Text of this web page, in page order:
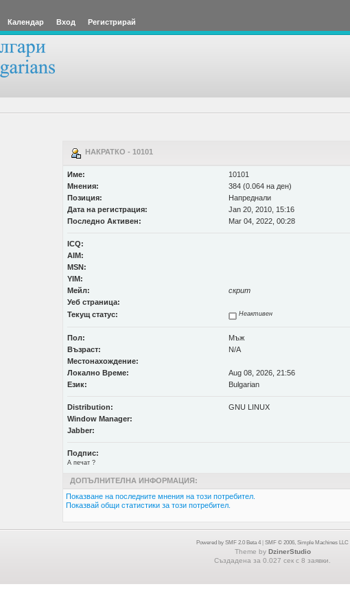
Календар Вход Регистрирай
НАКРАТКО - 10101
Име:
10101
Мнения:
384 (0.064 на ден)
Позиция:
Напреднали
Дата на регистрация:
Jan 20, 2010, 15:16
Последно Активен:
Mar 04, 2022, 00:28
ICQ:
AIM:
MSN:
YIM:
Мейл:
скрит
Уеб страница:
Текущ статус:
Неактивен
Пол:
Мъж
Възраст:
N/A
Местонахождение:
Локално Време:
Aug 08, 2026, 21:56
Език:
Bulgarian
Distribution:
GNU LINUX
Window Manager:
Jabber:
Подпис:
А печат ?
ДОПЪЛНИТЕЛНА ИНФОРМАЦИЯ:
Показване на последните мнения на този потребител.
Показвай общи статистики за този потребител.
Powered by SMF 2.0 Beta 4 SMF © 2006, Simple Machines LLC
Theme by DzinerStudio
Създадена за 0.027 сек с 8 заявки.